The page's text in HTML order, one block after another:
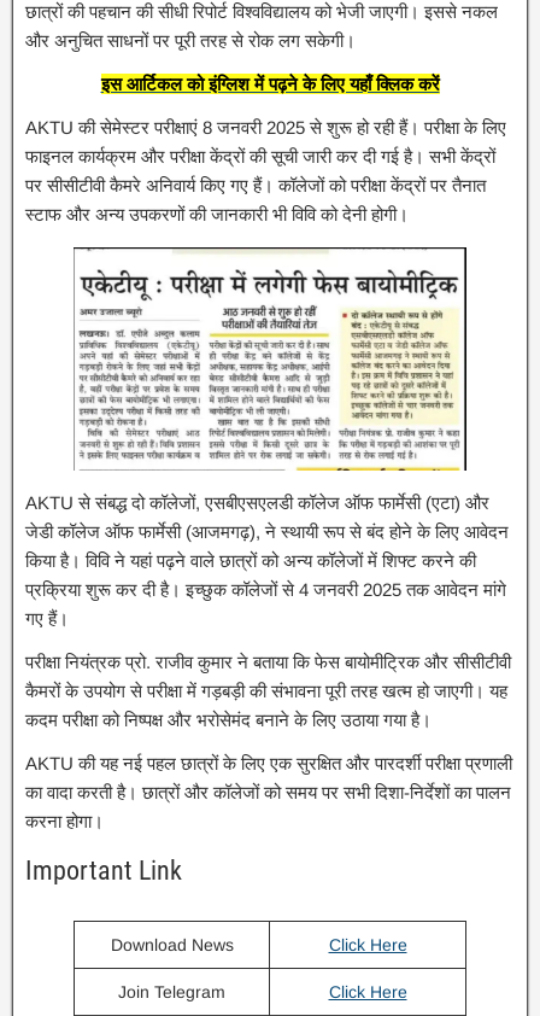
छात्रों की पहचान की सीधी रिपोर्ट विश्वविद्यालय को भेजी जाएगी। इससे नकल
और अनुचित साधनों पर पूरी तरह से रोक लग सकेगी।
इस आर्टिकल को इंग्लिश में पढ़ने के लिए यहाँ क्लिक करें
AKTU की सेमेस्टर परीक्षाएं 8 जनवरी 2025 से शुरू हो रही हैं। परीक्षा के लिए
फाइनल कार्यक्रम और परीक्षा केंद्रों की सूची जारी कर दी गई है। सभी केंद्रों
पर सीसीटीवी कैमरे अनिवार्य किए गए हैं। कॉलेजों को परीक्षा केंद्रों पर तैनात
स्टाफ और अन्य उपकरणों की जानकारी भी विवि को देनी होगी।
AKTU से संबद्ध दो कॉलेजों, एसबीएसएलडी कॉलेज ऑफ फार्मेसी (एटा) और
जेडी कॉलेज ऑफ फार्मेसी (आजमगढ़), ने स्थायी रूप से बंद होने के लिए आवेदन
किया है। विवि ने यहां पढ़ने वाले छात्रों को अन्य कॉलेजों में शिफ्ट करने की
प्रक्रिया शुरू कर दी है। इच्छुक कॉलेजों से 4 जनवरी 2025 तक आवेदन मांगे
गए हैं।
परीक्षा नियंत्रक प्रो. राजीव कुमार ने बताया कि फेस बायोमीट्रिक और सीसीटीवी
कैमरों के उपयोग से परीक्षा में गड़बड़ी की संभावना पूरी तरह खत्म हो जाएगी। यह
कदम परीक्षा को निष्पक्ष और भरोसेमंद बनाने के लिए उठाया गया है।
AKTU की यह नई पहल छात्रों के लिए एक सुरक्षित और पारदर्शी परीक्षा प्रणाली
का वादा करती है। छात्रों और कॉलेजों को समय पर सभी दिशा-निर्देशों का पालन
करना होगा।
Important Link
Download News Click Here
Join Telegram Click Here